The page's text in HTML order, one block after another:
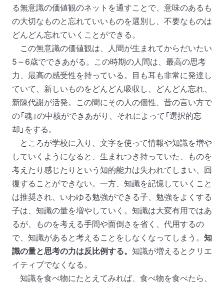
る無意識の価値観のネットを通すことで、意味のあるも
の大切なものと忘れていいものを選別し、不要なものは
どんどん忘れていくことができる。
この無意識の価値観は、人間が生まれてからだいたい
5～6歳でできあがる。この時期の人間は、最高の思考
力、最高の感受性を持っている。目も耳も非常に発達し
ていて、新しいものをどんどん吸収し、どんどん忘れ、
新陳代謝が活発。この間にその人の個性、昔の言い方で
の「魂」の中核ができあがり、それによって「選択的忘
却」をする。
ところが学校に入り、文字を使って情報や知識を増や
していくようになると、生まれつき持っていた、ものを
考えたり感じたりという知的能力は失われてしまい、回
復することができない。一方、知識を記憶していくこと
は推奨され、いわゆる勉強ができる子、勉強をよくする
子は、知識の量を増やしていく。知識は大変有用ではあ
るが、ものを考える手間や面倒さを省く、代用するの
で、知識があると考えることをしなくなってしまう。 知
識の量と思考の力は反比例する。 知識が増えるとクリエ
イティブでなくなる。
知識を食べ物にたとえてみれば、食べ物を食べたら、